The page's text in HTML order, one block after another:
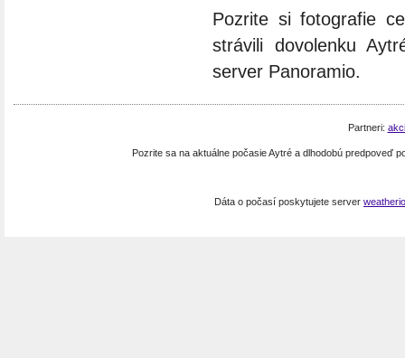
Pozrite si fotografie
strávili dovolenku
server Panoramio.
Partneri:
Pozrite sa na aktuálne počasie Aytré a dlhodobú predpoveď
Dáta o počasí poskytujete server